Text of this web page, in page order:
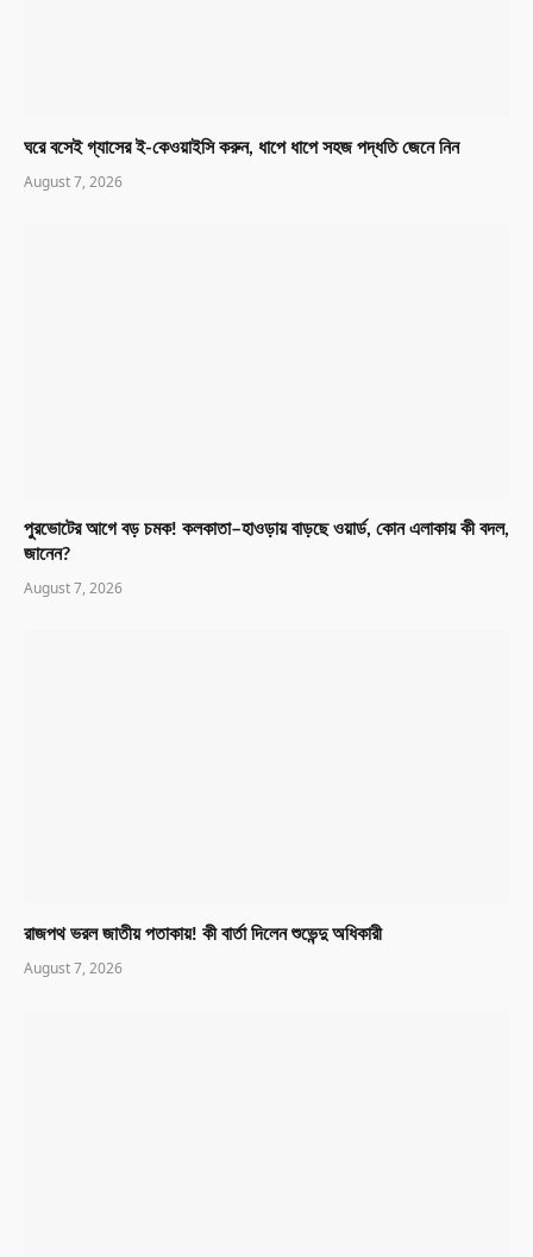
ঘরে বসেই গ্যাসের ই-কেওয়াইসি করুন, ধাপে ধাপে সহজ পদ্ধতি জেনে নিন
August 7, 2026
পুরভোটের আগে বড় চমক! কলকাতা–হাওড়ায় বাড়ছে ওয়ার্ড, কোন এলাকায় কী বদল,
জানেন?
August 7, 2026
রাজপথ ভরল জাতীয় পতাকায়! কী বার্তা দিলেন শুভেন্দু অধিকারী
August 7, 2026